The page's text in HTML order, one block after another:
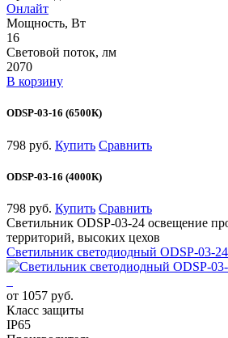
Онлайт
Мощность, Вт
16
Световой поток, лм
2070
В корзину
ODSP-03-16 (6500К)
798 руб. Купить Сравнить
ODSP-03-16 (4000К)
798 руб. Купить Сравнить
Светильник ODSP-03-24 освещение
территорий, высоких цехов
Светильник светодиодный ODSP-03-24
от 1057 руб.
Класс защиты
IP65